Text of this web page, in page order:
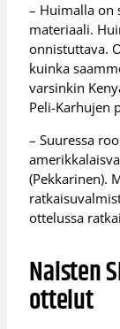
– Huimalla on
materiaali.
onnistuttava.
kuinka
varsinkin
Peli-Karhujen
– Suuressa
(Pekkarinen).
ottelussa
Naisten
ottelut